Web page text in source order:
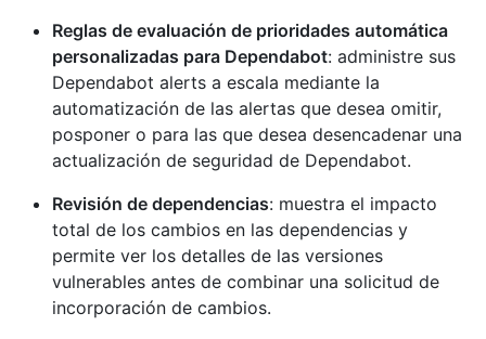
Reglas de evaluación de prioridades automática
personalizadas para Dependabot: administre sus
Dependabot alerts a escala mediante la
automatización de las alertas que desea omitir,
posponer o para las que desea desencadenar una
actualización de seguridad de Dependabot.
Revisión de dependencias: muestra el impacto
total de los cambios en las dependencias y
permite ver los detalles de las versiones
vulnerables antes de combinar una solicitud de
incorporación de cambios.